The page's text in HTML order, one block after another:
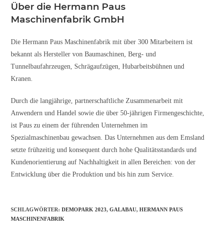
Über die Hermann Paus
Maschinenfabrik GmbH
Die Hermann Paus Maschinenfabrik mit über 300 Mitarbeitern ist
bekannt als Hersteller von Baumaschinen, Berg- und
Tunnelbaufahrzeugen, Schrägaufzügen, Hubarbeitsbühnen und
Kranen.
Durch die langjährige, partnerschaftliche Zusammenarbeit mit
Anwendern und Handel sowie die über 50-jährigen Firmengeschichte,
ist Paus zu einem der führenden Unternehmen im
Spezialmaschinenbau gewachsen. Das Unternehmen aus dem Emsland
setzte frühzeitig und konsequent durch hohe Qualitätsstandards und
Kundenorientierung auf Nachhaltigkeit in allen Bereichen: von der
Entwicklung über die Produktion und bis hin zum Service.
SCHLAGWÖRTER:DEMOPARK 2023, GALABAU, HERMANN PAUS
MASCHINENFABRIK